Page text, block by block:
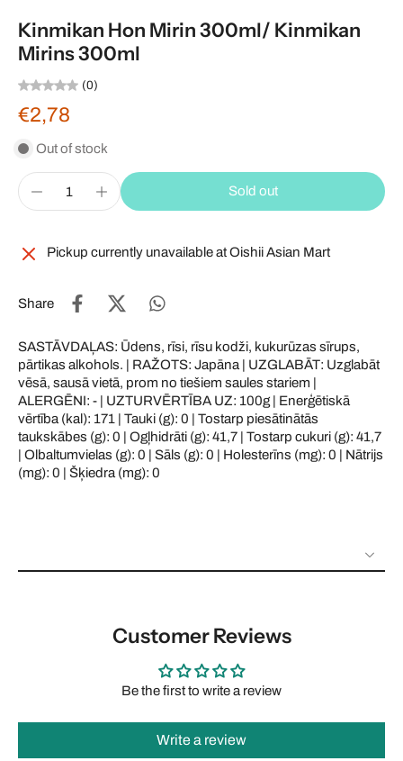
Kinmikan Hon Mirin 300ml/ Kinmikan
Mirins 300ml
(0)
€2,78
Out of stock
Sold out
Pickup currently unavailable atOishii Asian Mart
Share
SASTĀVDAĻAS: Ūdens, rīsi, rīsu kodži, kukurūzas sīrups,
pārtikas alkohols. | RAŽOTS: Japāna | UZGLABĀT: Uzglabāt
vēsā, sausā vietā, prom no tiešiem saules stariem |
ALERGĒNI: - | UZTURVĒRTĪBA UZ: 100g | Enerģētiskā
vērtība (kal): 171 | Tauki (g): 0 | Tostarp piesātinātās
taukskābes (g): 0 | Ogļhidrāti (g): 41,7 | Tostarp cukuri (g): 41,7
| Olbaltumvielas (g): 0 | Sāls (g): 0 | Holesterīns (mg): 0 | Nātrijs
(mg): 0 | Šķiedra (mg): 0
Customer Reviews
Be the first to write a review
Write a review